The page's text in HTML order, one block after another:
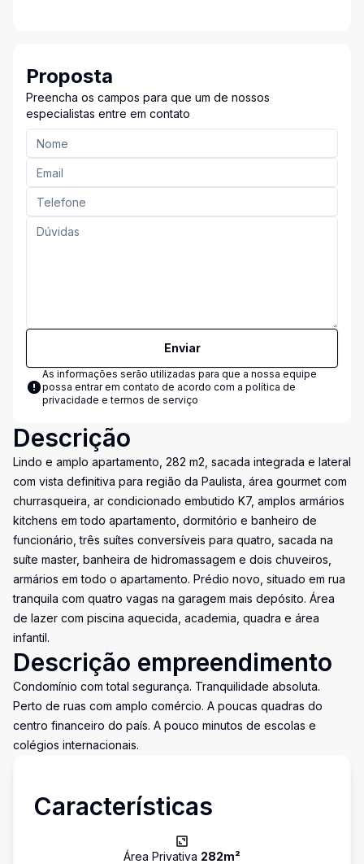
Proposta
Preencha os campos para que um de nossos
especialistas entre em contato
Enviar
As informações serão utilizadas para que a nossa equipe
possa entrar em contato de acordo com a política de
privacidade e termos de serviço
Descrição
Lindo e amplo apartamento, 282 m2, sacada integrada e lateral
com vista definitiva para região da Paulista, área gourmet com
churrasqueira, ar condicionado embutido K7, amplos armários
kitchens em todo apartamento, dormitório e banheiro de
funcionário, três suítes conversíveis para quatro, sacada na
suíte master, banheira de hidromassagem e dois chuveiros,
armários em todo o apartamento. Prédio novo, situado em rua
tranquila com quatro vagas na garagem mais depósito. Área
de lazer com piscina aquecida, academia, quadra e área
infantil.
Descrição empreendimento
Condomínio com total segurança. Tranquilidade absoluta.
Perto de ruas com amplo comércio. A poucas quadras do
centro financeiro do país. A pouco minutos de escolas e
colégios internacionais.
Características
Área Privativa 282m²